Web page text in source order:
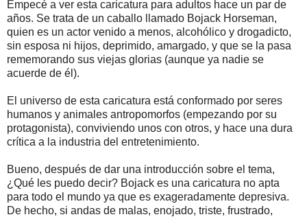
Empecé a ver esta caricatura para adultos hace un par de
años. Se trata de un caballo llamado Bojack Horseman,
quien es un actor venido a menos, alcohólico y drogadicto,
sin esposa ni hijos, deprimido, amargado, y que se la pasa
rememorando sus viejas glorias (aunque ya nadie se
acuerde de él).
El universo de esta caricatura está conformado por seres
humanos y animales antropomorfos (empezando por su
protagonista), conviviendo unos con otros, y hace una dura
crítica a la industria del entretenimiento.
Bueno, después de dar una introducción sobre el tema,
¿Qué les puedo decir? Bojack es una caricatura no apta
para todo el mundo ya que es exageradamente depresiva.
De hecho, si andas de malas, enojado, triste, frustrado,